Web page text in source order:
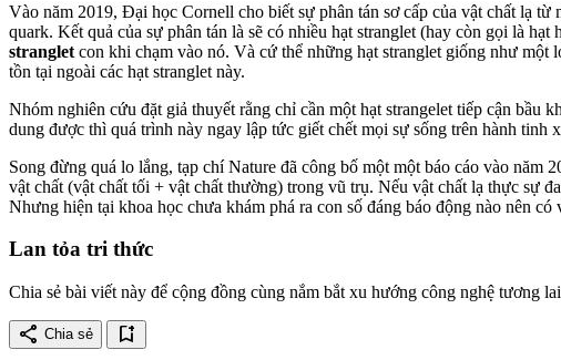
Vào năm 2019, Đại học Cornell cho biết sự phân tán sơ cấp của vật chất lạ
quark. Kết quả của sự phân tán là sẽ có nhiều hạt stranglet (hay còn gọi là
stranglet con khi chạm vào nó. Và cứ thể những hạt stranglet giống như một
tồn tại ngoài các hạt stranglet này.
Nhóm nghiên cứu đặt giả thuyết rằng chỉ cần một hạt strangelet tiếp cận bầu
dung được thì quá trình này ngay lập tức giết chết mọi sự sống trên hành tinh
Song đừng quá lo lắng, tạp chí Nature đã công bố một một báo cáo vào năm
vật chất (vật chất tối + vật chất thường) trong vũ trụ. Nếu vật chất lạ thực sự
Nhưng hiện tại khoa học chưa khám phá ra con số đáng báo động nào nên
Lan tỏa tri thức
Chia sẻ bài viết này để cộng đồng cùng nắm bắt xu hướng công nghệ tương
share Chia sẻ bookmark_add